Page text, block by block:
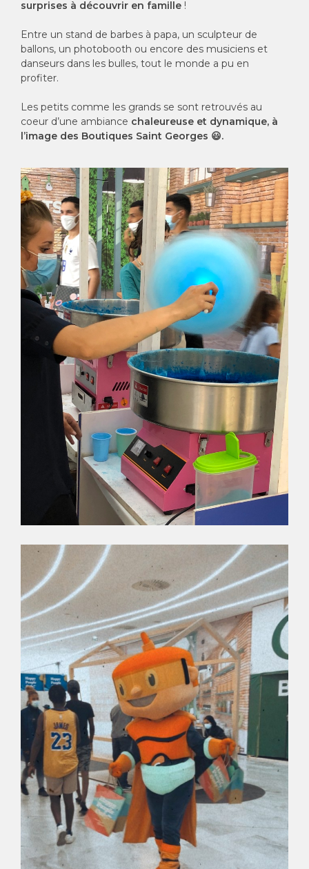
surprises à découvrir en famille !
Entre un stand de barbes à papa, un sculpteur de
ballons, un photobooth ou encore des musiciens et
danseurs dans les bulles, tout le monde a pu en
profiter.
Les petits comme les grands se sont retrouvés au
coeur d’une ambiance chaleureuse et dynamique, à
l’image des Boutiques Saint Georges 😃.